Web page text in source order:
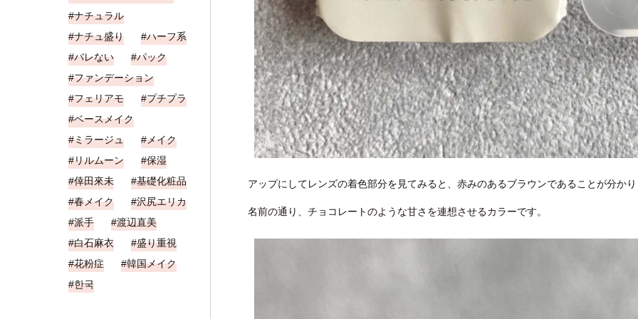
アップにしてレンズの着色部分を見てみると、赤みのあるブラウンであることが分か
名前の通り、チョコレートのような甘さを連想させるカラーです。
ナチュラル
ナチュ盛り
ハーフ系
バレない
パック
ファンデーション
フェリアモ
プチプラ
ベースメイク
ミラージュ
メイク
リルムーン
保湿
倖田來未
基礎化粧品
春メイク
沢尻エリカ
派手
渡辺直美
白石麻衣
盛り重視
花粉症
韓国メイク
한국